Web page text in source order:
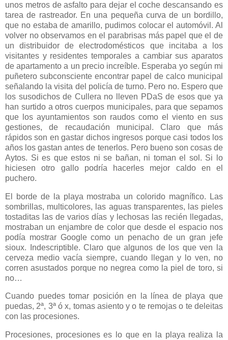
unos metros de asfalto para dejar el coche descansando es
tarea de rastreador. En una pequeña curva de un bordillo,
que no estaba de amarillo, pudimos colocar el automóvil. Al
volver no observamos en el parabrisas más papel que el de
un distribuidor de electrodomésticos que incitaba a los
visitantes y residentes temporales a cambiar sus aparatos
de apartamento a un precio increíble. Esperaba yo según mi
puñetero subconsciente encontrar papel de calco municipal
señalando la visita del policía de turno. Pero no. Espero que
los susodichos de Cullera no lleven PDaS de esos que ya
han surtido a otros cuerpos municipales, para que sepamos
que los ayuntamientos son raudos como el viento en sus
gestiones, de recaudación municipal. Claro que más
rápidos son en gastar dichos ingresos porque casi todos los
años los gastan antes de tenerlos. Pero bueno son cosas de
Aytos. Si es que estos ni se bañan, ni toman el sol. Si lo
hiciesen otro gallo podría hacerles mejor caldo en el
puchero.
El borde de la playa mostraba un colorido magnífico. Las
sombrillas, multicolores, las aguas transparentes, las pieles
tostaditas las de varios días y lechosas las recién llegadas,
mostraban un enjambre de color que desde el espacio nos
podía mostrar Google como un penacho de un gran jefe
sioux. Indescriptible. Claro que algunos de los que ven la
cerveza medio vacía siempre, cuando llegan y lo ven, no
corren asustados porque no negrea como la piel de toro, si
no…
Cuando puedes tomar posición en la línea de playa que
puedas, 2ª, 3ª ó x, tomas asiento y o te remojas o te deleitas
con las procesiones.
Procesiones, procesiones es lo que en la playa realiza la